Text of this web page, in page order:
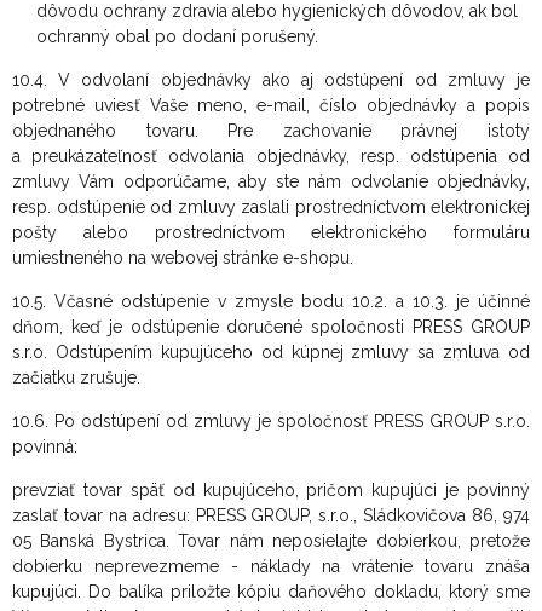
dôvodu ochrany zdravia alebo hygienických dôvodov, ak bol
ochranný obal po dodaní porušený.
10.4. V odvolaní objednávky ako aj odstúpení od zmluvy je
potrebné uviesť Vaše meno, e-mail, číslo objednávky a popis
objednaného tovaru. Pre zachovanie právnej istoty
a preukázateľnosť odvolania objednávky, resp. odstúpenia od
zmluvy Vám odporúčame, aby ste nám odvolanie objednávky,
resp. odstúpenie od zmluvy zaslali prostredníctvom elektronickej
pošty alebo prostredníctvom elektronického formuláru
umiestneného na webovej stránke e-shopu.
10.5. Včasné odstúpenie v zmysle bodu 10.2. a 10.3. je účinné
dňom, keď je odstúpenie doručené spoločnosti PRESS GROUP
s.r.o. Odstúpením kupujúceho od kúpnej zmluvy sa zmluva od
začiatku zrušuje.
10.6. Po odstúpení od zmluvy je spoločnosť PRESS GROUP s.r.o.
povinná:
prevziať tovar späť od kupujúceho, pričom kupujúci je povinný
zaslať tovar na adresu: PRESS GROUP, s.r.o., Sládkovičova 86, 974
05 Banská Bystrica. Tovar nám neposielajte dobierkou, pretože
dobierku neprevezmeme - náklady na vrátenie tovaru znáša
kupujúci. Do balíka priložte kópiu daňového dokladu, ktorý sme